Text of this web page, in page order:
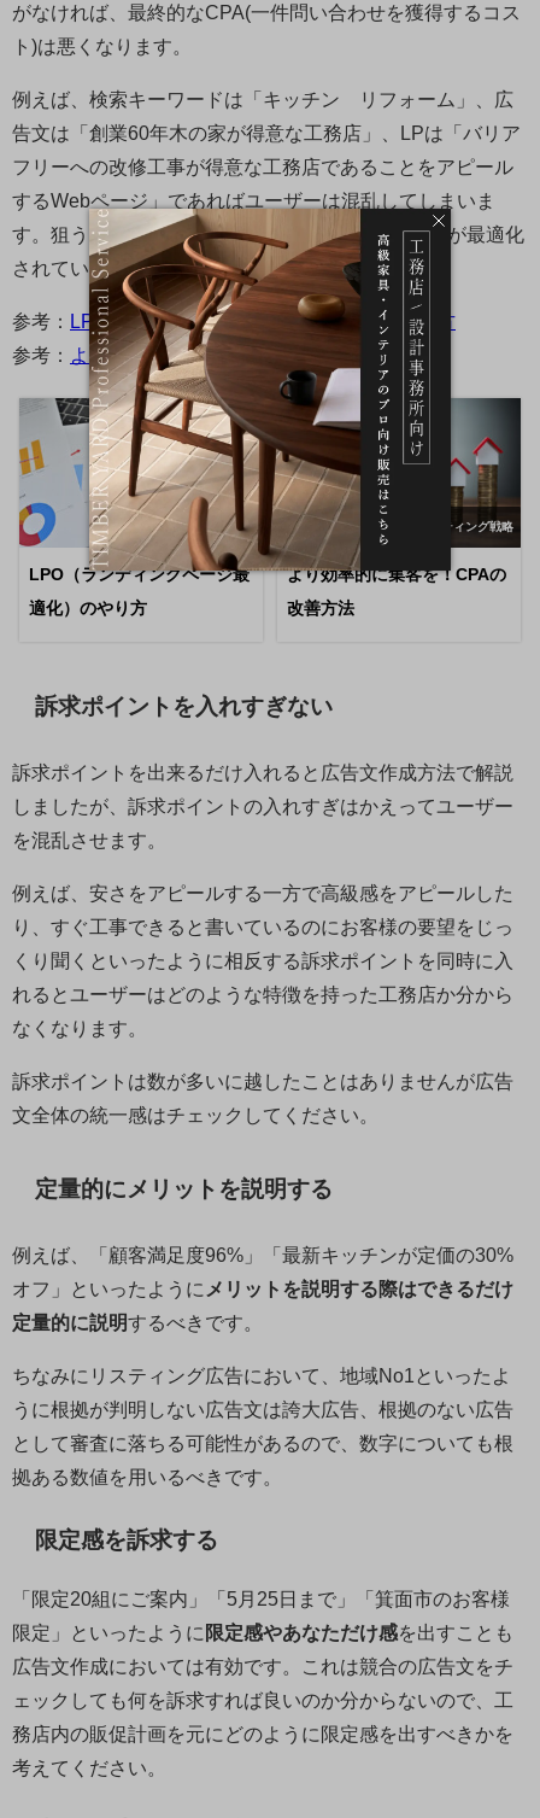
がなければ、最終的なCPA(一件問い合わせを獲得するコス
ト)は悪くなります。
例えば、検索キーワードは「キッチン リフォーム」、広
告文は「創業60年木の家が得意な工務店」、LPは「バリア
フリーへの改修工事が得意な工務店であることをアピール
するWebページ」であればユーザーは混乱してしまいま
す。狙うキーワード単位で、これら3つのバランスが最適化
されているか確認してください。
参考： LPO（ランディングページ最適化）のやり方
参考：
より効率的に集客を！CPAの改善方法
WEB広告
LPO（ランディングページ最
適化）のやり方
マーケティング戦略
より効率的に集客を！CPAの
改善方法
訴求ポイントを入れすぎない
訴求ポイントを出来るだけ入れると広告文作成方法で解説
しましたが、訴求ポイントの入れすぎはかえってユーザー
を混乱させます。
例えば、安さをアピールする一方で高級感をアピールした
り、すぐ工事できると書いているのにお客様の要望をじっ
くり聞くといったように相反する訴求ポイントを同時に入
れるとユーザーはどのような特徴を持った工務店か分から
なくなります。
訴求ポイントは数が多いに越したことはありませんが広告
文全体の統一感はチェックしてください。
定量的にメリットを説明する
例えば、「顧客満足度96%」「最新キッチンが定価の30%
オフ」といったように メリットを説明する際はできるだけ
定量的に説明するべきです。
ちなみにリスティング広告において、地域No1といったよ
うに根拠が判明しない広告文は誇大広告、根拠のない広告
として審査に落ちる可能性があるので、数字についても根
拠ある数値を用いるべきです。
限定感を訴求する
「限定20組にご案内」「5月25日まで」「箕面市のお客様
限定」といったように 限定感やあなただけ感を出すことも
広告文作成においては有効です。これは競合の広告文をチ
ェックしても何を訴求すれば良いのか分からないので、工
務店内の販促計画を元にどのように限定感を出すべきかを
考えてください。